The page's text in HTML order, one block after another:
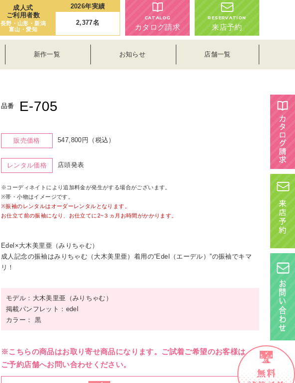
成人式
ご利用者数
長野・山形・新潟
富山・愛知
2026年実績
2,377名
CATALOG
カタログ請求
RESERVATION
来店予約
新作一覧 お知らせ 店舗一覧
品番 E-705
販売価格 547,800円（税込）
レンタル価格 店頭発表
※コーディネイトにより追加料金が発生がする場合がございます。
※帯・小物はイメージです。
※振袖のレンタルはオーダーレンタルとなります。
お仕立て前の振袖になり、お仕立てに2~３ヵ月お時間がかかります。
Edel×大木美里亜（みりちゃむ）
成人記念の振袖はみりちゃむ（大木美里亜）着用の“Edel（エーデル）”の振袖でキマ
リ！
モデル：大木美里亜（みりちゃむ）
掲載パンフレット：edel
カラー： 黒
※こちらの商品はお取り寄せ商品になります。ご試着ご希望のお客様は、
ご予約店舗へお問い合わせください。